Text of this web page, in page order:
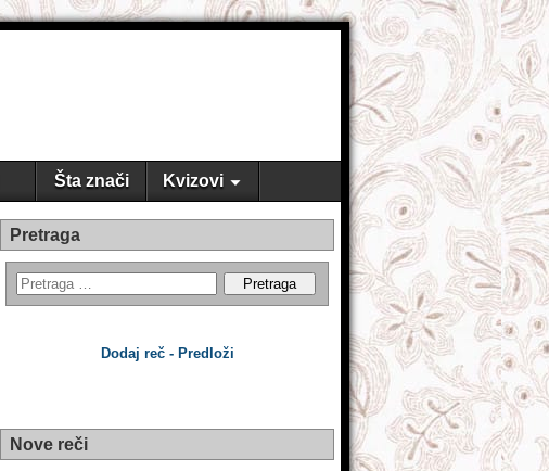
Šta znači Kvizovi
Pretraga
Dodaj reč - Predloži
Nove reči